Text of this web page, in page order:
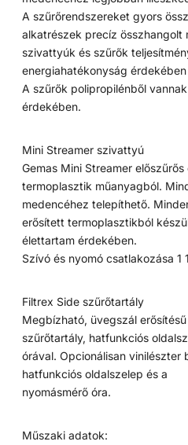
A szűrőrendszereket gyors
alkatrészek precíz összhangolt
szivattyúk és szűrők
energiahatékonyság
A szűrők polipropilénből
érdekében.
Mini Streamer szivattyú
Gemas Mini Streamer
termoplasztik műanyagból.
medencéhez telepíthető.
erősített termoplasztikból
élettartam érdekében.
Szívó és nyomó csatlakozása 1
Filtrex Side szűrőtartály
Megbízható, üvegszál
szűrőtartály, hatfunkciós
órával. Opcionálisan vinilészter
hatfunkciós oldalszelep és a
nyomásmérő óra.
Műszaki adatok: